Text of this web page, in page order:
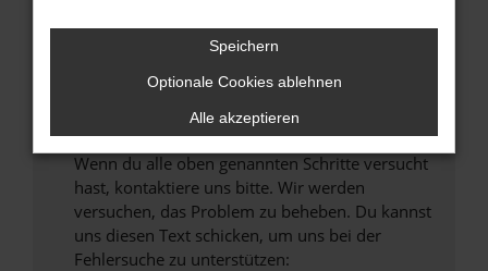
Veraltete Software birgt nicht nur ein
Sicherheitsrisiko, sondern kann auch dazu
führen, dass bestimmte Funktionen nicht mehr
unterstützt werden.
Wende dich an den Webseitenbetreiber.
Wenn du alle oben genannten Schritte versucht
hast, kontaktiere uns bitte. Wir werden
versuchen, das Problem zu beheben. Du kannst
uns diesen Text schicken, um uns bei der
Fehlersuche zu unterstützen:
Speichern
Optionale Cookies ablehnen
Alle akzeptieren